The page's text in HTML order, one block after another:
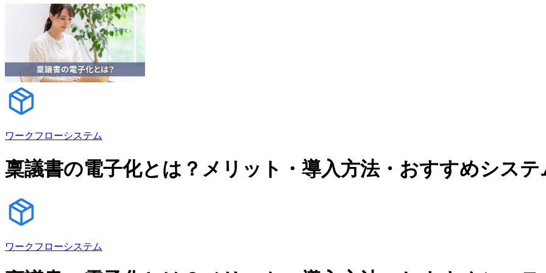
ワークフローシステム
稟議書の電子化とは？メリット・導入方法・おすすめシステ
ワークフローシステム